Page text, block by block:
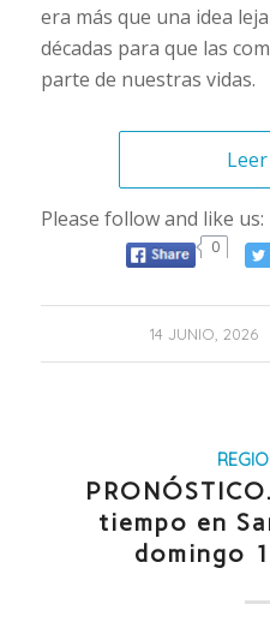
era más que una idea
décadas para que las
parte de nuestras vidas.
Please follow and like us:
0
14 JUNIO, 2026
/
tiempo en
domingo